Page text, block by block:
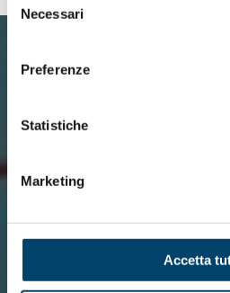
delNecessari
Preferenze
Statistiche
Marketing
Accetta